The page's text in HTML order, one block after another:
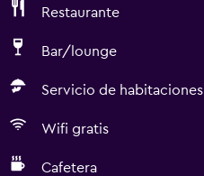
Restaurante
Bar/lounge
Servicio de habitaciones
Wifi gratis
Cafetera